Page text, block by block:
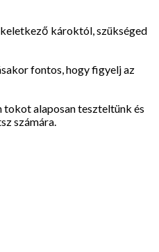
keletkező károktól, szükséged
fontos, hogy figyelj az
tokot alaposan teszteltünk és
számára.